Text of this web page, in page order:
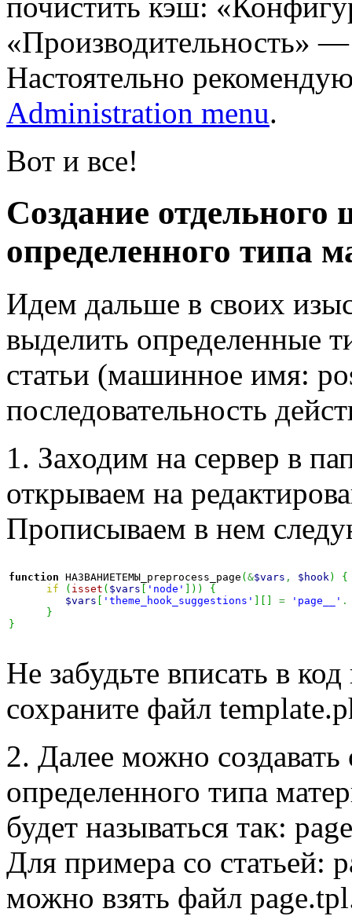
«Производительность»
Настоятельно
Administration menu.
Вот и все!
Создание отдельного
определенного типа
Идем дальше в своих
выделить определенные
статьи (машинное имя:
последовательность
1. Заходим на сервер в
открываем на
Прописываем в нем
function НАЗВАНИЕТЕМЫ_preprocess_page ( &$vars , $hook)
{
if
( isset ( $vars 'node' ) )
{
$vars
'theme_hook_suggestions' = 'page__' .
}
}
Не забудьте вписать в
сохраните файл
2. Далее можно
определенного типа
будет называться так:
Для примера со статьей:
можно взять файл